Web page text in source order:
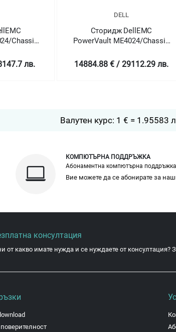
Chassis
Bezel/Dual
лв.
DELL
Сторидж DellEMC
PowerVault ME4024/Chassis
HotPlug/2x1.2TB/Rails/Bezel/
14884.88 € / 29112.29 лв.
Валутен курс: 1 € = 1.95583
КОМПЮТЪРНА ПОДДРЪЖКА
Абонаментна компютърна поддръжка
Вие можете да се абонирате за
консултация
от какво имате нужда и се нуждаете от консултация?